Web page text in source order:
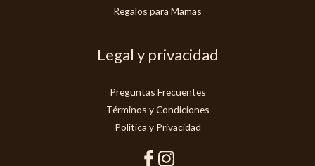
Regalos para Mamas
Legal y privacidad
Preguntas Frecuentes
Términos y Condiciones
Politica y Privacidad